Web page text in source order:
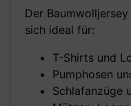
Der
sich ideal für:
T-Shirts und
Pumphosen
Schlafanzüge